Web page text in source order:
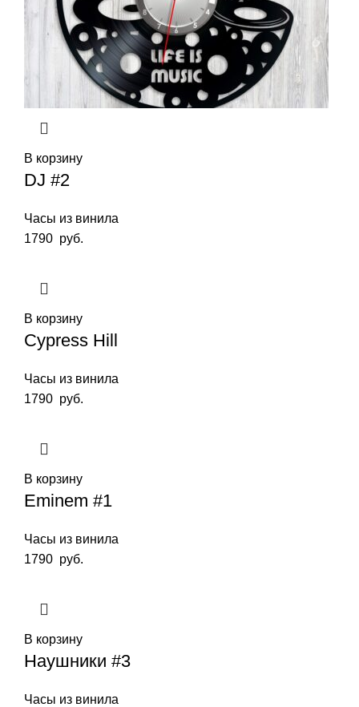
В корзину
DJ #2
Часы из винила
1790 руб.
В корзину
Cypress Hill
Часы из винила
1790 руб.
В корзину
Eminem #1
Часы из винила
1790 руб.
В корзину
Наушники #3
Часы из винила